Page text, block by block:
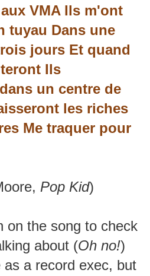
VMA Ils m'ont
tuyau Dans une
jours Et quand
Ils
un centre de
les riches
Me traquer pour
Pop Kid)
on the song to check
about (Oh no!)
a record exec, but